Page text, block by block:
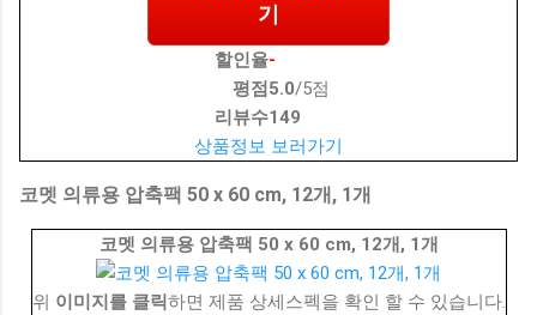
기
할인율-
평점 5.0/5점
리뷰수149
상품정보 보러가기
코멧 의류용 압축팩 50 x 60 cm, 12개, 1개
코멧 의류용 압축팩 50 x 60 cm, 12개, 1개
위 이미지를 클릭하면 제품 상세스펙을 확인 할 수 있습니다.